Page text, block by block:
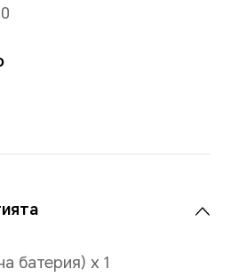
Портрет,
видео, Воден
на лицето